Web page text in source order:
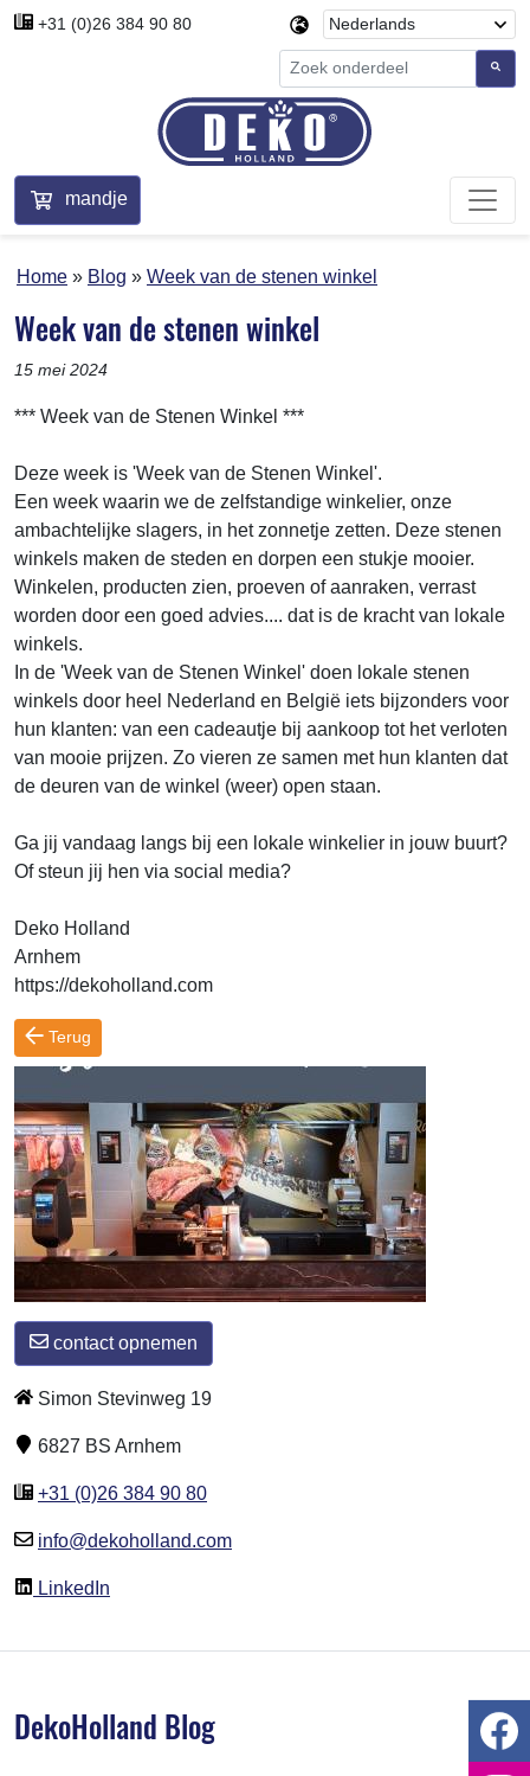
+31 (0)26 384 90 80
mandje
Home Blog Week van de stenen winkel
Week van de stenen winkel
15 mei 2024
*** Week van de Stenen Winkel ***
Deze week is 'Week van de Stenen Winkel'.
Een week waarin we de zelfstandige winkelier, onze
ambachtelijke slagers, in het zonnetje zetten. Deze stenen
winkels maken de steden en dorpen een stukje mooier.
Winkelen, producten zien, proeven of aanraken, verrast
worden door een goed advies.... dat is de kracht van lokale
winkels.
In de 'Week van de Stenen Winkel' doen lokale stenen
winkels door heel Nederland en België iets bijzonders voor
hun klanten: van een cadeautje bij aankoop tot het verloten
van mooie prijzen. Zo vieren ze samen met hun klanten dat
de deuren van de winkel (weer) open staan.
Ga jij vandaag langs bij een lokale winkelier in jouw buurt?
Of steun jij hen via social media?
Deko Holland
Arnhem
https://dekoholland.com
Terug
contact opnemen
Simon Stevinweg 19
6827 BS Arnhem
+31 (0)26 384 90 80
info@dekoholland.com
LinkedIn
DekoHolland Blog